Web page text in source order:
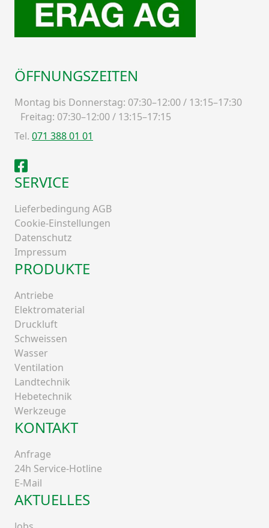
ÖFFNUNGSZEITEN
Montag bis Donnerstag: 07:30–12:00 / 13:15–17:30
Freitag: 07:30–12:00 / 13:15–17:15
Tel. 071 388 01 01
Facebook
SERVICE
Lieferbedingung AGB
Cookie-Einstellungen
Datenschutz
Impressum
PRODUKTE
Antriebe
Elektromaterial
Druckluft
Schweissen
Wasser
Ventilation
Landtechnik
Hebetechnik
Werkzeuge
KONTAKT
Anfrage
24h Service-Hotline
E-Mail
AKTUELLES